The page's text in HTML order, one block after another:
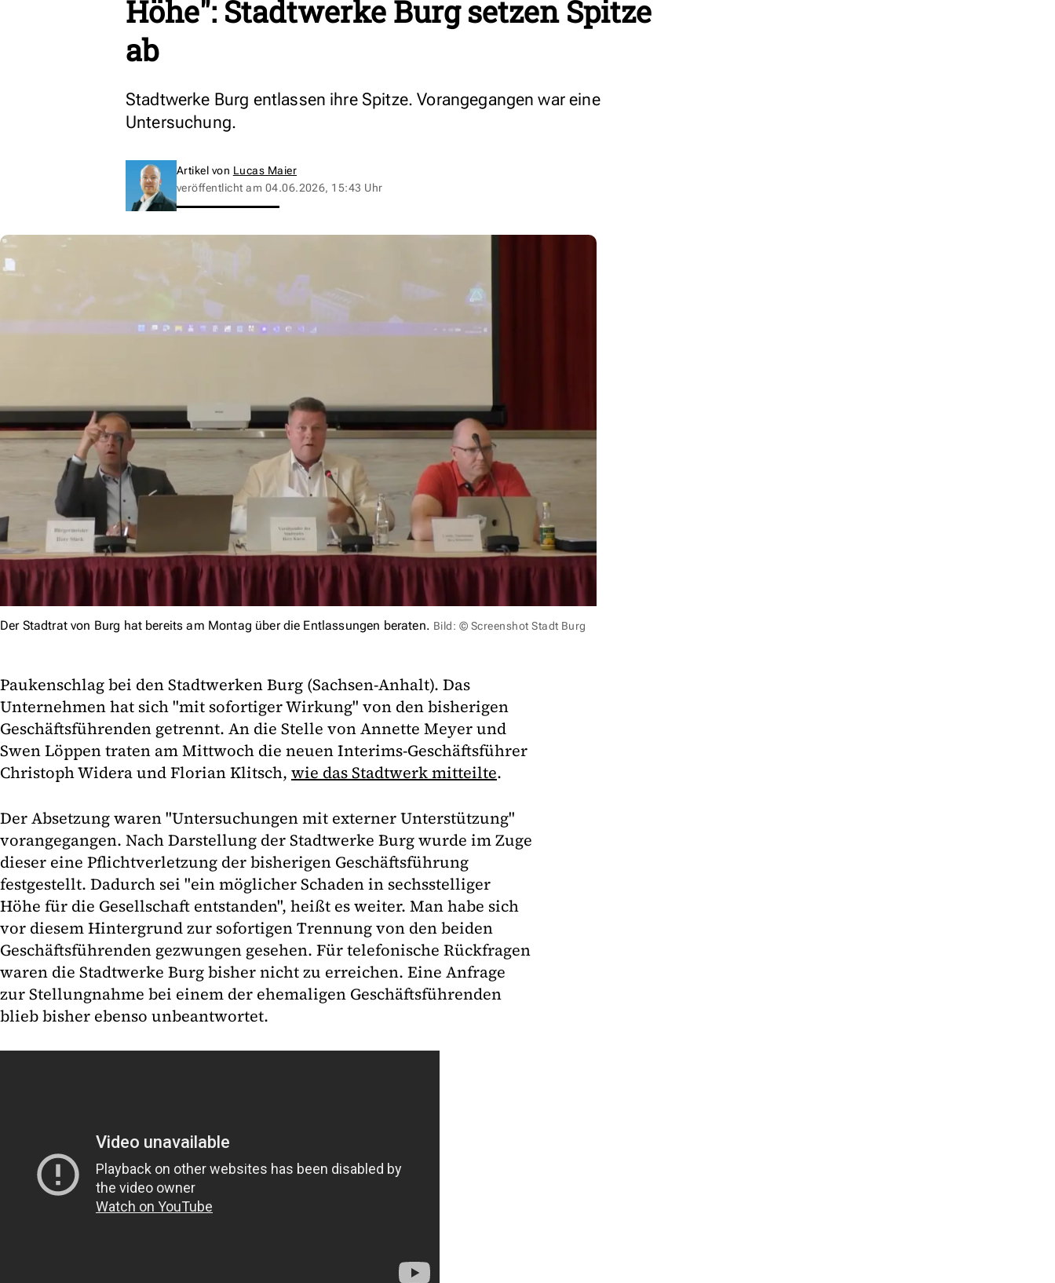
Höhe": Stadtwerke Burg setzen Spitze
ab
Stadtwerke Burg entlassen ihre Spitze. Vorangegangen war eine
Untersuchung.
Artikel von Lucas Maier
veröffentlicht am 04.06.2026, 15:43 Uhr
Der Stadtrat von Burg hat bereits am Montag über die Entlassungen beraten. Bild: © Screenshot Stadt Burg
Paukenschlag bei den Stadtwerken Burg (Sachsen-Anhalt). Das
Unternehmen hat sich "mit sofortiger Wirkung" von den bisherigen
Geschäftsführenden getrennt. An die Stelle von Annette Meyer und
Swen Löppen traten am Mittwoch die neuen Interims-Geschäftsführer
Christoph Widera und Florian Klitsch, wie das Stadtwerk mitteilte.
Der Absetzung waren "Untersuchungen mit externer Unterstützung"
vorangegangen. Nach Darstellung der Stadtwerke Burg wurde im Zuge
dieser eine Pflichtverletzung der bisherigen Geschäftsführung
festgestellt. Dadurch sei "ein möglicher Schaden in sechsstelliger
Höhe für die Gesellschaft entstanden", heißt es weiter. Man habe sich
vor diesem Hintergrund zur sofortigen Trennung von den beiden
Geschäftsführenden gezwungen gesehen. Für telefonische Rückfragen
waren die Stadtwerke Burg bisher nicht zu erreichen. Eine Anfrage
zur Stellungnahme bei einem der ehemaligen Geschäftsführenden
blieb bisher ebenso unbeantwortet.